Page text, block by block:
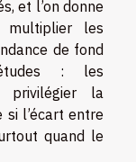
et l’on donne
multiplier les
de fond
: les
privilégier la
l’écart entre
quand le